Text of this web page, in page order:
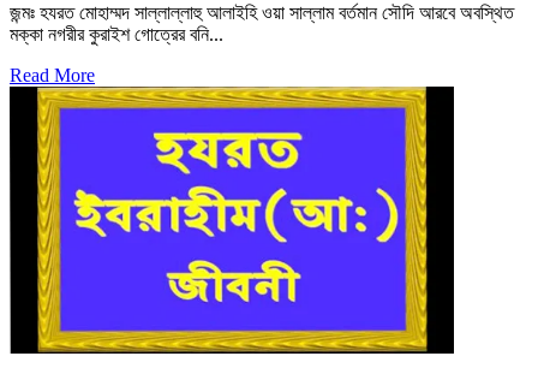
জন্মঃ হযরত মোহাম্মদ সাল্লাল্লাহু আলাইহি ওয়া সাল্লাম বর্তমান সৌদি আরবে অবস্থিত
মক্কা নগরীর কুরাইশ গোত্রের বনি...
Read More